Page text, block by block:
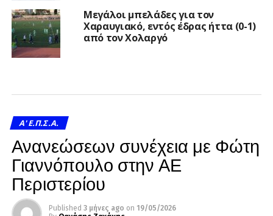
Μεγάλοι μπελάδες για τον
Χαραυγιακό, εντός έδρας ήττα (0-1)
από τον Χολαργό
A' Ε.Π.Σ.Α.
Ανανεώσεων συνέχεια με Φώτη
Γιαννόπουλο στην ΑΕ
Περιστερίου
Published 3 μήνες ago on 19/05/2026